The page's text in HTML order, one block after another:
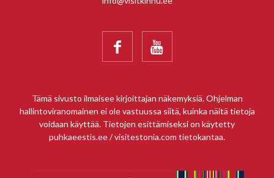
 
Tämä sivusto ilmaisee kirjoittajan näkemyksiä. Ohjelman
hallintoviranomainen ei ole vastuussa siitä, kuinka näitä tietoja
voidaan käyttää. Tietojen esittämiseksi on käytetty
puhkaeestis.ee / visitestonia.com tietokantaa.